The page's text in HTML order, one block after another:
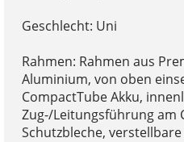
Geschlecht: Uni
Rahmen: Rahmen aus
Aluminium, von oben
CompactTube Akku,
Zug-/Leitungsführung am
Schutzbleche,